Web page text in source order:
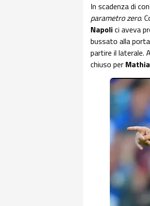
In scadenza di
parametro zero.
Napolici aveva
bussato alla
partire il laterale.
chiuso per